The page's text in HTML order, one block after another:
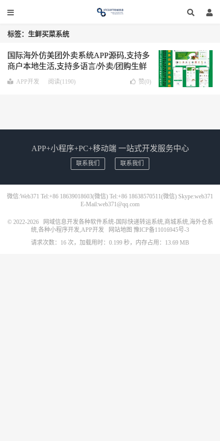
标签：生鲜买菜系统
国际海外仿美团外卖系统APP源码,支持多
商户本地生活,支持多语言/外卖/团购生鲜
买菜/电商买药/快递配送
WEB+APP 包含
用户APP 商家APP 配送APP
APP开发 阅读(1190) 赞(0)
APP+小程序+PC+移动端 一站式开发服务中心
联系我们 联系我们
微信:Web371 Tel:+86 18639018603(微信) Tel:+86 18638570511(微信) Skype:web371
E-Mail:web371@qq.com
© 2022-2026
网域信息开发各种软件系统-国际快递转运系统,商城系统,海外仓系
统,各种小程序开发,APP开发
网站地图 豫ICP备11016945号-3
请求次数：16 次，加载用时：0.199 秒，内存占用：13.69 MB